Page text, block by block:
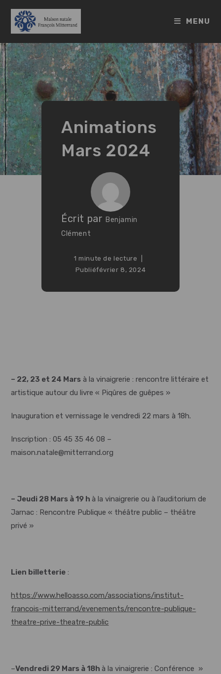
content
MENU
Animations
Mars 2024
Écrit par Benjamin
Clément
1 minute de lecture
Publiéfévrier 8, 2024
– 22, 23 et 24 Mars à la vinaigrerie : rencontre littéraire et
artistique autour du livre « Piqûres de guêpes »
Inauguration et vernissage le vendredi 22 mars à 18h.
Inscription : 05 45 35 46 08 –
maison.natale@mitterrand.org
– Jeudi 28 Mars à 19 hà la vinaigrerie ou à l’auditorium de
Jarnac : Rencontre Publique « théâtre public – théâtre
privé »
Lien billetterie :
https://www.helloasso.com/associations/institut-
francois-mitterrand/evenements/rencontre-publique-
theatre-prive-theatre-public
–Vendredi 29 Mars à 18hà la vinaigrerie : Conférence »